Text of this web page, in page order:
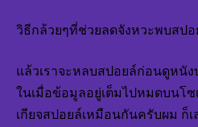
วิธีกล้วยๆที่ช่วยลดจังหวะพบสป
แล้วเราจะหลบสปอยล์ก่อนดูหนัง
ในเมื่อข้อมูลอยู่เต็มไปหมดบนโซ
เกียจสปอยล์เหมือนกันครับผม ก็